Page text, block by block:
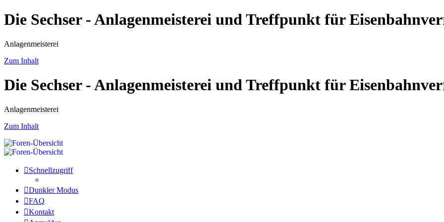
Die Sechser - Anlagenmeisterei und Treffpunkt für
Anlagenmeisterei
Zum Inhalt
Die Sechser - Anlagenmeisterei und Treffpunkt für
Anlagenmeisterei
Zum Inhalt
Schnellzugriff
Dunkler Modus
FAQ
Kontakt